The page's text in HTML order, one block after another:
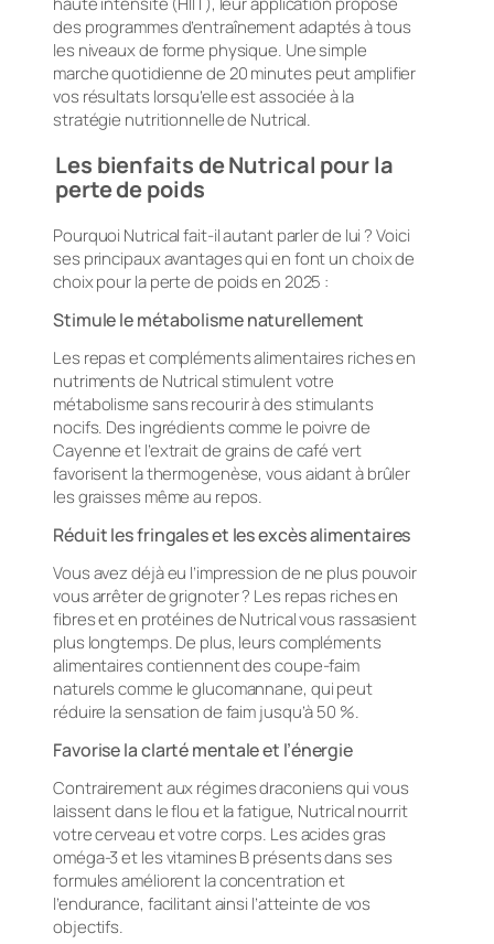
des programmes d’entraînement adaptés à tous
les niveaux de forme physique. Une simple
marche quotidienne de 20 minutes peut amplifier
vos résultats lorsqu’elle est associée à la
stratégie nutritionnelle de Nutrical.
Les bienfaits de Nutrical pour la
perte de poids
Pourquoi Nutrical fait-il autant parler de lui ? Voici
ses principaux avantages qui en font un choix de
choix pour la perte de poids en 2025 :
Stimule le métabolisme naturellement
Les repas et compléments alimentaires riches en
nutriments de Nutrical stimulent votre
métabolisme sans recourir à des stimulants
nocifs. Des ingrédients comme le poivre de
Cayenne et l’extrait de grains de café vert
favorisent la thermogenèse, vous aidant à brûler
les graisses même au repos.
Réduit les fringales et les excès alimentaires
Vous avez déjà eu l’impression de ne plus pouvoir
vous arrêter de grignoter ? Les repas riches en
fibres et en protéines de Nutrical vous rassasient
plus longtemps. De plus, leurs compléments
alimentaires contiennent des coupe-faim
naturels comme le glucomannane, qui peut
réduire la sensation de faim jusqu’à 50 %.
Favorise la clarté mentale et l’énergie
Contrairement aux régimes draconiens qui vous
laissent dans le flou et la fatigue, Nutrical nourrit
votre cerveau et votre corps. Les acides gras
oméga-3 et les vitamines B présents dans ses
formules améliorent la concentration et
l’endurance, facilitant ainsi l’atteinte de vos
objectifs.